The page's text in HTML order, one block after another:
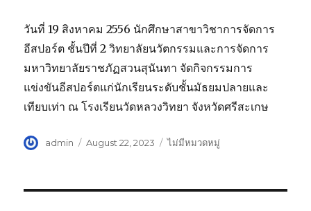
วันที่ 19 สิงหาคม 2556 นักศึกษาสาขาวิชาการจัดการ
อีสปอร์ต ชั้นปีที่ 2 วิทยาลัยนวัตกรรมและการจัดการ
มหาวิทยาลัยราชภัฏสวนสุนันทา จัดกิจกรรมการ
แข่งขันอีสปอร์ตแก่นักเรียนระดับชั้นมัธยมปลายและ
เทียบเท่า ณ โรงเรียนวัดหลวงวิทยา จังหวัดศรีสะเกษ
Author
admin
Posted
August 22, 2023 Categories
ไม่มีหมวดหมู่